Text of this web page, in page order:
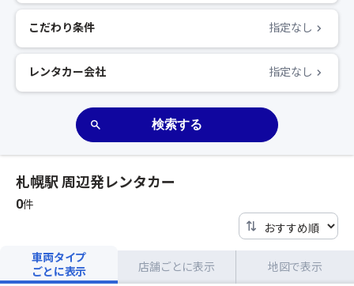
札幌駅 周辺発レンタカー
0件
車両タイプ
ごとに表示
店舗ごとに表示 地図で表示
こだわり条件 指定なし
レンタカー会社 指定なし
検索する